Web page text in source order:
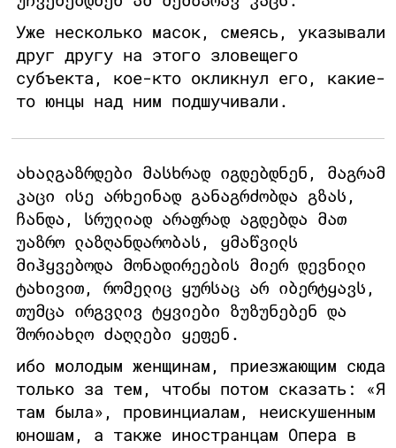
Уже несколько масок, смеясь, указывали
друг другу на этого зловещего
субъекта, кое-кто окликнул его, какие-
то юнцы над ним подшучивали.
ახალგაზრდები მასხრად იგდებდნენ, მაგრამ
კაცი ისე არხეინად განაგრძობდა გზას,
ჩანდა, სრულიად არაფრად აგდებდა მათ
უაზრო ლაზღანდარობას, ყმაწვილს
მიჰყვებოდა მონადირეების მიერ დევნილი
ტახივით, რომელიც ყურსაც არ იბერტყავს,
თუმცა ირგვლივ ტყვიები ზუზუნებენ და
შორიახლო ძაღლები ყეფენ.
ибо молодым женщинам, приезжающим сюда
только за тем, чтобы потом сказать: «Я
там была», провинциалам, неискушенным
юношам, а также иностранцам Опера в